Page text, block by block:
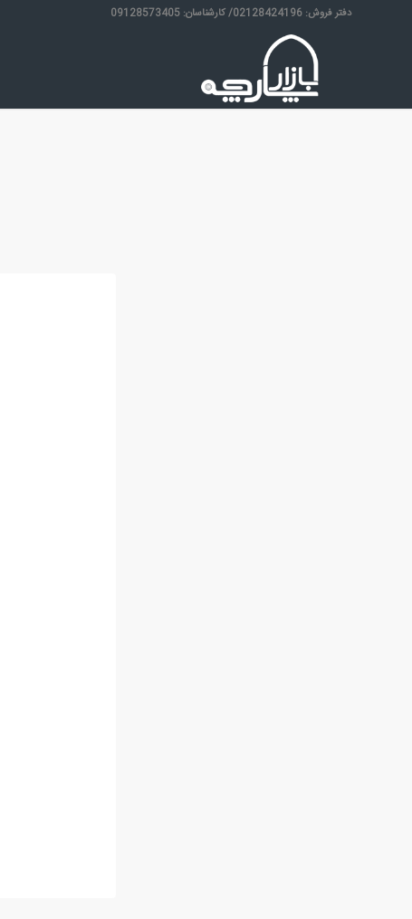
دفتر فروش: 02128424196/ کارشناسان: 09128573405